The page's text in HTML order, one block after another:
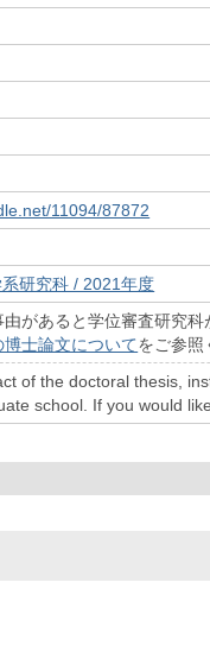
11094/87872
研究科 / 2021年度
があると学位審査研究
博士論文についてをご参照
of the doctoral thesis,
school. If you would